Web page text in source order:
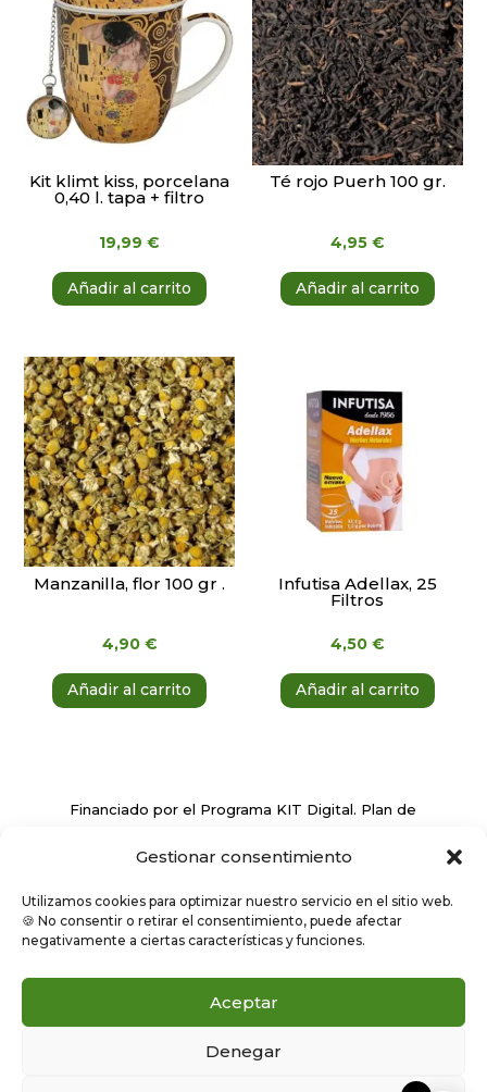
Gestionar consentimiento
Utilizamos cookies para optimizar nuestro servicio en el sitio web.
🍪 No consentir o retirar el consentimiento, puede afectar
negativamente a ciertas características y funciones.
Aceptar
Denegar
Kit klimt kiss, porcelana
0,40 l. tapa + filtro
19,99€
Añadir al carrito
Té rojo Puerh 100 gr.
4,95 €
Añadir al carrito
Manzanilla, flor 100 gr .
4,90 €
Añadir al carrito
Infutisa Adellax, 25
Filtros
4,50 €
Añadir al carrito
Financiado por el Programa KIT Digital. Plan de
España ‘Next Generation EU’